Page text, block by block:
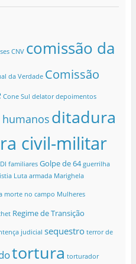
CNV comissão da
da Verdade Comissão
Cone Sul delator depoimentos
ditadura
civil-militar
familiares Golpe de 64 guerrilha
Luta armada Marighela
morte no campo Mulheres
Regime de Transição
judicial sequestro terror de
tortura torturador